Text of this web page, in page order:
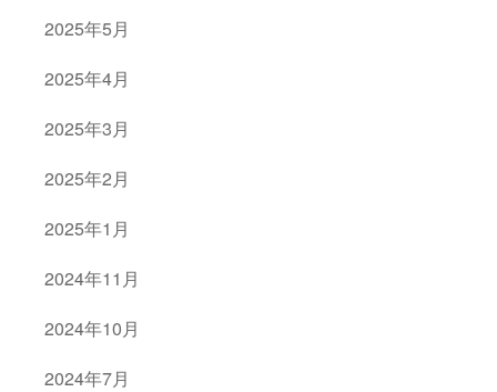
2025年5月
2025年4月
2025年3月
2025年2月
2025年1月
2024年11月
2024年10月
2024年7月